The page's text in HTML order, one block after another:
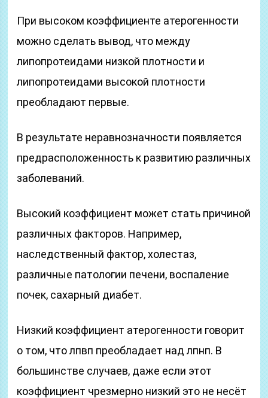
При высоком коэффициенте атерогенности
можно сделать вывод, что между
липопротеидами низкой плотности и
липопротеидами высокой плотности
преобладают первые.
В результате неравнозначности появляется
предрасположенность к развитию различных
заболеваний.
Высокий коэффициент может стать причиной
различных факторов. Например,
наследственный фактор, холестаз,
различные патологии печени, воспаление
почек, сахарный диабет.
Низкий коэффициент атерогенности говорит
о том, что лпвп преобладает над лпнп. В
большинстве случаев, даже если этот
коэффициент чрезмерно низкий это не несёт